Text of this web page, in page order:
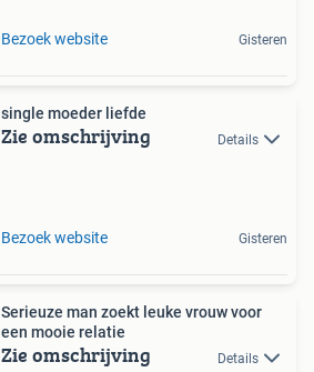
Bezoek website Gisteren
single moeder liefde
Zie omschrijving Details
Bezoek website Gisteren
Serieuze man zoekt leuke vrouw voor
een mooie relatie
Zie omschrijving Details